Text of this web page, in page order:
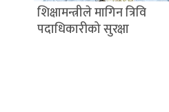
शिक्षामन्त्रीले मागिन त्रिवि
पदाधिकारीको सुरक्षा